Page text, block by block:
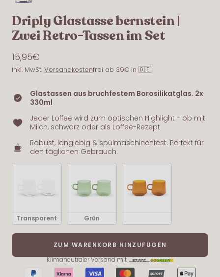
Driply Glastasse bernstein |
Zwei Retro-Tassen im Set
Angebotspreis
15,95€
Inkl. MwSt. Versandkostenfrei ab 39€ in 🇩🇪
Glastassen aus bruchfestem Borosilikatglas. 2x
330ml
Jeder Loffee wird zum optischen Highlight - ob mit
Milch, schwarz oder als Loffee-Rezept
Robust, langlebig & spülmaschinenfest. Perfekt für
den täglichen Gebrauch.
Transparent Grün
ZUM WARENKORB HINZUFÜGEN
Klimaneutraler Versand mit